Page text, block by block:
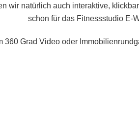
wir natürlich auch interaktive,
schon für das Fitnessstudio E-
360 Grad Video oder